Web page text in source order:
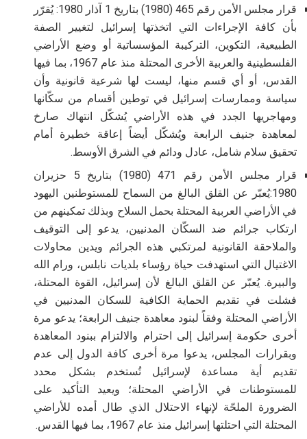
قرار مجلس الأمن رقم 465 (1980) بتاريخ 1 آذار 1980: يُقرّر
بأن كافة الإجراءات التي اتخذتها إسرائيل لتغيير الصفة
الطبيعية، التكوين، التركيبة المؤسساتية أو وضع الأراضي
الفلسطينية والعربية الأخرى المحتلة منذ عام 1967، بما فيها
القدس، أو أي قسم منها، ليست لها شرعية قانونية وأن
سياسة وممارسات إسرائيل في توطين أقسام من سكّانها
ومهاجريها الجدد في هذه الأراضي يُشكّل انتهاك صارخ
لمعاهدة جنيف الرابعة ويُشكّل أيضاً إعاقة خطيرة أمام
تحقيق سلام شامل، عادل ودائم في الشرق الأوسط.
قرار مجلس الأمن رقم 471 (1980) بتاريخ 5 حزيران
1980:يُعبّر عن القلق البالغ من السماح للمستوطنين اليهود
في الأراضي العربية المحتلة بحمل السلاح وبذلك تمكينهم من
ارتكاب جرائم ضد السكّان المدنيين، يدعو إلى التوقيف
والملاحقة القانونية لمرتكبي هذه الجرائم ويدين محاولات
الاغتيال التي استهدفت حياة رؤساء بلديات نابلس، ورام الله
والبيرة. يُعبّر عن القلق البالغ لأن إسرائيل، القوة المحتلة،
فشلت في تقديم الحماية الكافية للسكان المدنيين في
الأراضي المحتلة وفقاً لبنود معاهدة جنيف الرابعة؛ يدعو مرة
أخرى حكومة إسرائيل إلى احترام والالتزام ببنود المعاهدة
وبقرارات المجلس، يدعوا مرة أخرى كافة الدول إلى عدم
تقديم أية مساعدة لإسرائيل تُستخدم بشكل محدد
للمستوطنات في الأراضي المحتلة؛ ويعيد التأكيد على
الضرورة الملحّة لإنهاء الاحتلال الذي طال أمده للأراضي
المحتلة التي احتلتها إسرائيل منذ عام 1967، بما فيها القدس
.